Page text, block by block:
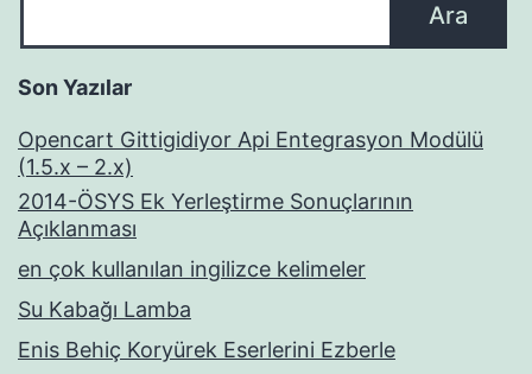
Ara
Son Yazılar
Opencart Gittigidiyor Api Entegrasyon Modülü
(1.5.x – 2.x)
2014-ÖSYS Ek Yerleştirme Sonuçlarının
Açıklanması
en çok kullanılan ingilizce kelimeler
Su Kabağı Lamba
Enis Behiç Koryürek Eserlerini Ezberle